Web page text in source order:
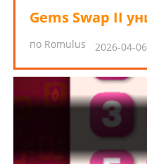
Gems Swap II
по Romulus 2026-04-